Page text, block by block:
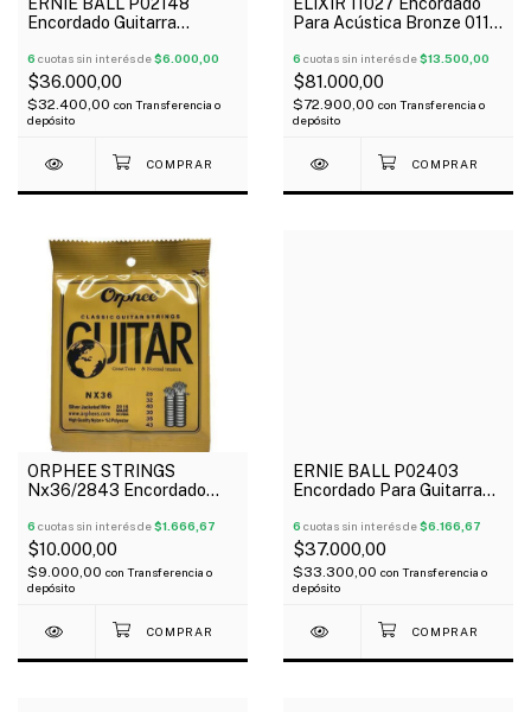
ERNIE BALL P02148
Encordado Guitarra
Phosphor Bronze 011-52
6 cuotas sin interés de$6.000,00
$36.000,00
$32.400,00 con Transferencia o
depósito
ELIXIR 11027 Encordado
Para Acústica Bronze 011-
Oferta!
6 cuotas sin interés de$13.500,00
$81.000,00
$72.900,00 con Transferencia o
depósito
ORPHEE STRINGS
Nx36/2843 Encordado
043 Nylon Tensión Normal
6 cuotas sin interés de$1.666,67
$10.000,00
$9.000,00 con Transferencia o
depósito
ERNIE BALL P02403
Encordado Para Guitarra
Nylon
6 cuotas sin interés de$6.166,67
$37.000,00
$33.300,00 con Transferencia o
depósito